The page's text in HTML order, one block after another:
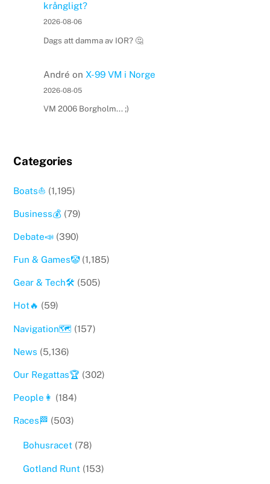
krångligt?
2026-08-06
Dags att damma av IOR? 🤔
André on X-99 VM i Norge
2026-08-05
VM 2006 Borgholm... ;)
Categories
Boats⛵️ (1,195)
Business💰 (79)
Debate📣 (390)
Fun & Games🤡(1,185)
Gear & Tech🛠 (505)
Hot🔥 (59)
Navigation🗺 (157)
News (5,136)
Our Regattas🏆 (302)
People👩 (184)
Races🏁 (503)
Bohusracet(78)
Gotland Runt(153)